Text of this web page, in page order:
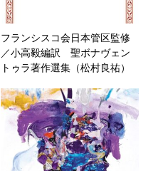
フランシスコ会日本管区監修
／小高毅編訳 聖ボナヴェン
トゥラ著作選集（松村良祐）